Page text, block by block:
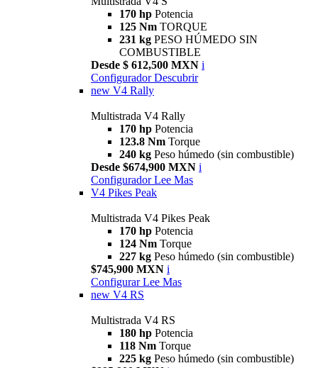
170 hp Potencia
125 Nm TORQUE
231 kg PESO HÚMEDO SIN
COMBUSTIBLE
Desde $ 612,500 MXN i
Configurador Descubrir
new V4 Rally
Multistrada V4 Rally
170 hp Potencia
123.8 Nm Torque
240 kg Peso húmedo (sin combustible)
Desde $674,900 MXN i
Configurador Lee Mas
V4 Pikes Peak
Multistrada V4 Pikes Peak
170 hp Potencia
124 Nm Torque
227 kg Peso húmedo (sin combustible)
$745,900 MXN i
Configurar Lee Mas
new V4 RS
Multistrada V4 RS
180 hp Potencia
118 Nm Torque
225 kg Peso húmedo (sin combustible)